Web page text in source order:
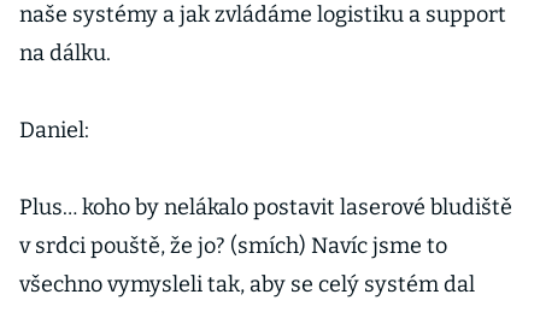
naše systémy a jak zvládáme logistiku a support
na dálku.
Daniel:
Plus… koho by nelákalo postavit laserové bludiště
v srdci pouště, že jo? (smích) Navíc jsme to
všechno vymysleli tak, aby se celý systém dal